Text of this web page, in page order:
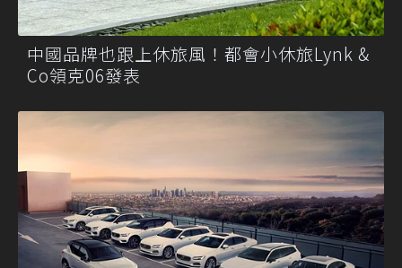
中國品牌也跟上休旅風！都會小休旅Lynk &
Co領克06發表